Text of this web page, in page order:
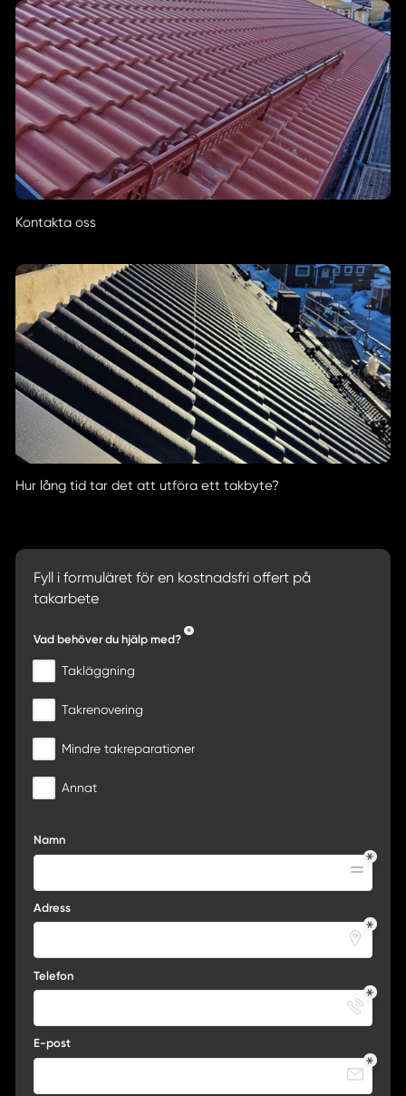
Kontakta oss
Hur lång tid tar det att utföra ett takbyte?
Fyll i formuläret för en kostnadsfri offert på
takarbete
Vad behöver du hjälp med?
Takläggning
Takrenovering
Mindre takreparationer
Annat
Namn
Adress
Telefon
E-post